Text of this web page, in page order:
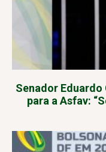
Senador
para a Asfav: